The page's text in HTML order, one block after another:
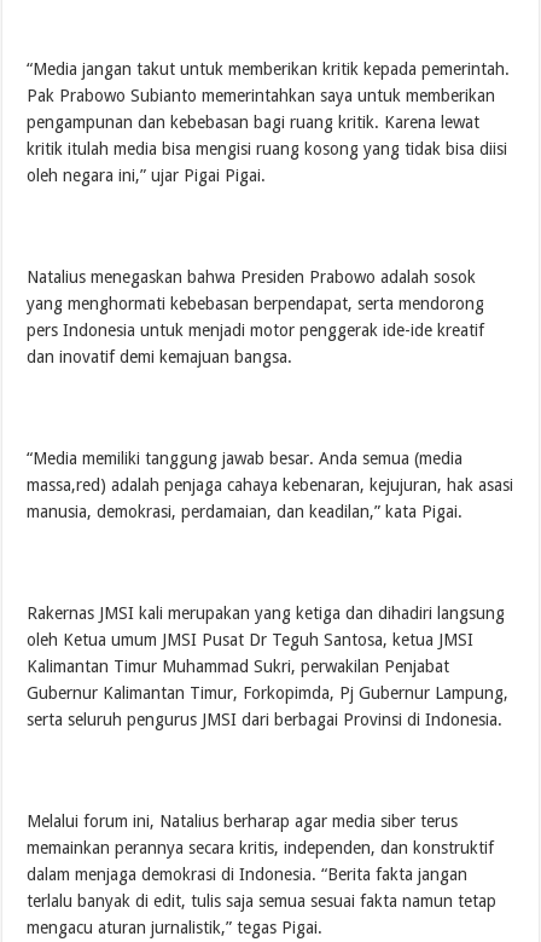
“Media jangan takut untuk memberikan kritik kepada pemerintah.
Pak Prabowo Subianto memerintahkan saya untuk memberikan
pengampunan dan kebebasan bagi ruang kritik. Karena lewat
kritik itulah media bisa mengisi ruang kosong yang tidak bisa diisi
oleh negara ini,” ujar Pigai Pigai.
Natalius menegaskan bahwa Presiden Prabowo adalah sosok
yang menghormati kebebasan berpendapat, serta mendorong
pers Indonesia untuk menjadi motor penggerak ide-ide kreatif
dan inovatif demi kemajuan bangsa.
“Media memiliki tanggung jawab besar. Anda semua (media
massa,red) adalah penjaga cahaya kebenaran, kejujuran, hak asasi
manusia, demokrasi, perdamaian, dan keadilan,” kata Pigai.
Rakernas JMSI kali merupakan yang ketiga dan dihadiri langsung
oleh Ketua umum JMSI Pusat Dr Teguh Santosa, ketua JMSI
Kalimantan Timur Muhammad Sukri, perwakilan Penjabat
Gubernur Kalimantan Timur, Forkopimda, Pj Gubernur Lampung,
serta seluruh pengurus JMSI dari berbagai Provinsi di Indonesia.
Melalui forum ini, Natalius berharap agar media siber terus
memainkan perannya secara kritis, independen, dan konstruktif
dalam menjaga demokrasi di Indonesia. “Berita fakta jangan
terlalu banyak di edit, tulis saja semua sesuai fakta namun tetap
mengacu aturan jurnalistik,” tegas Pigai.